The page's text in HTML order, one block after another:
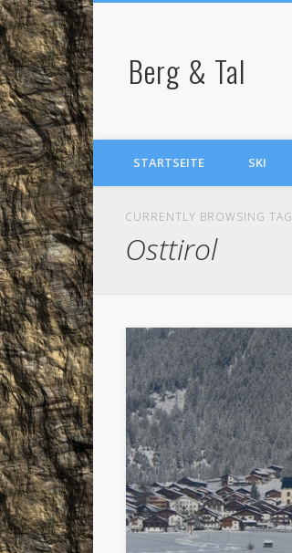
Berg & Tal
STARTSEITE SKI
CURRENTLY BROWSING TAG
Osttirol